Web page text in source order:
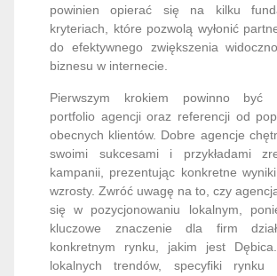
powinien opierać się na kilku
kryteriach, które pozwolą wyłonić
do efektywnego zwiększenia
biznesu w internecie.
Pierwszym krokiem powinno być
portfolio agencji oraz referencji od
obecnych klientów. Dobre agencje
swoimi sukcesami i przykładami
kampanii, prezentując konkretne
wzrosty. Zwróć uwagę na to, czy
się w pozycjonowaniu lokalnym,
kluczowe znaczenie dla firm
konkretnym rynku, jakim jest
lokalnych trendów, specyfiki rynku